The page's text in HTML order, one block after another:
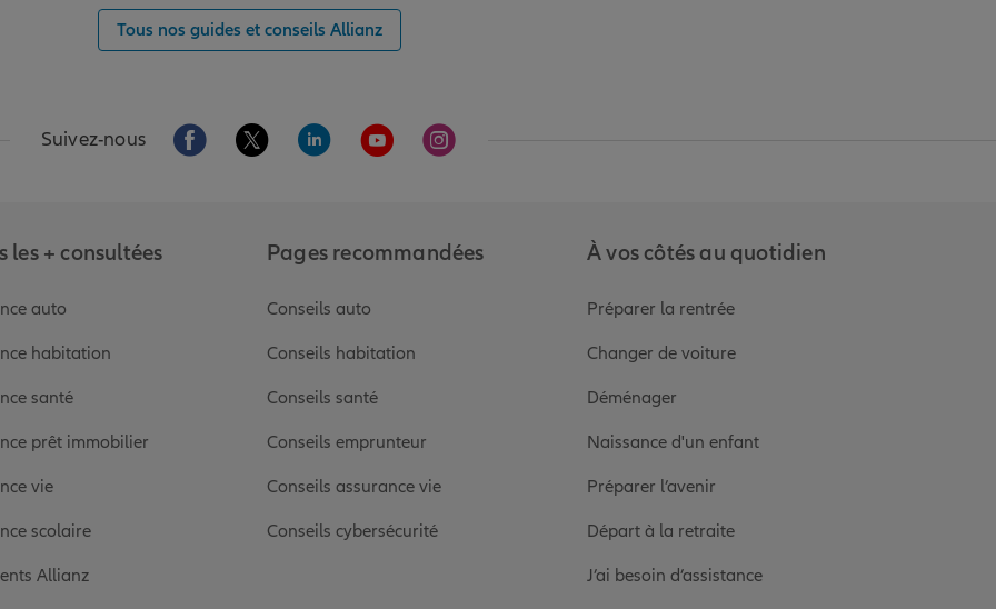
Tous nos guides et conseils Allianz
Suivez-nous Aller sur la page Facebook de Allianz
Aller sur la page Twitter de Allianz
Aller sur la page Linkedin de Allianz
Aller sur la page Youtube de Allianz
Aller sur la page Instagram de Allianz
les + consultées
auto
habitation
santé
prêt immobilier
vie
scolaire
Allianz
Pages recommandées
Conseils auto
Conseils habitation
Conseils santé
Conseils emprunteur
Conseils assurance vie
Conseils cybersécurité
À vos côtés au quotidien
Préparer la rentrée
Changer de voiture
Déménager
Naissance d'un enfant
Préparer l’avenir
Départ à la retraite
J’ai besoin d’assistance